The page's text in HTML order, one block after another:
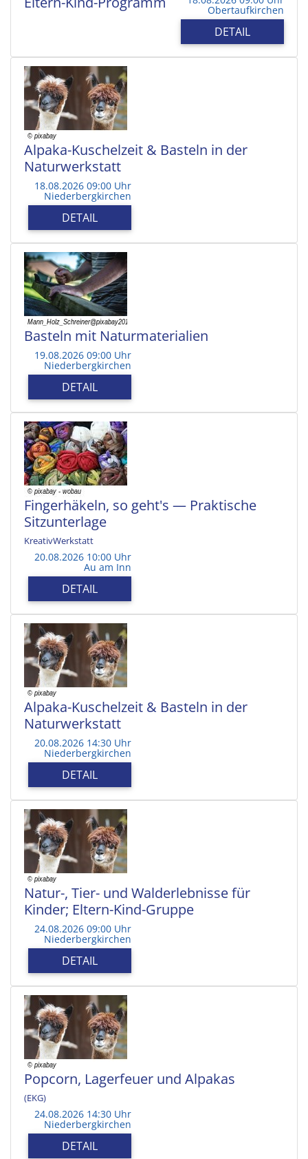
Obertaufkirchen
DETAIL
Alpaka-Kuschelzeit & Basteln in der
Naturwerkstatt
18.08.2026 09:00 Uhr
Niederbergkirchen
DETAIL
Basteln mit Naturmaterialien
19.08.2026 09:00 Uhr
Niederbergkirchen
DETAIL
Fingerhäkeln, so geht's — Praktische
Sitzunterlage
KreativWerkstatt
20.08.2026 10:00 Uhr
Au am Inn
DETAIL
Alpaka-Kuschelzeit & Basteln in der
Naturwerkstatt
20.08.2026 14:30 Uhr
Niederbergkirchen
DETAIL
Natur-, Tier- und Walderlebnisse für
Kinder; Eltern-Kind-Gruppe
24.08.2026 09:00 Uhr
Niederbergkirchen
DETAIL
Popcorn, Lagerfeuer und Alpakas
(EKG)
24.08.2026 14:30 Uhr
Niederbergkirchen
DETAIL